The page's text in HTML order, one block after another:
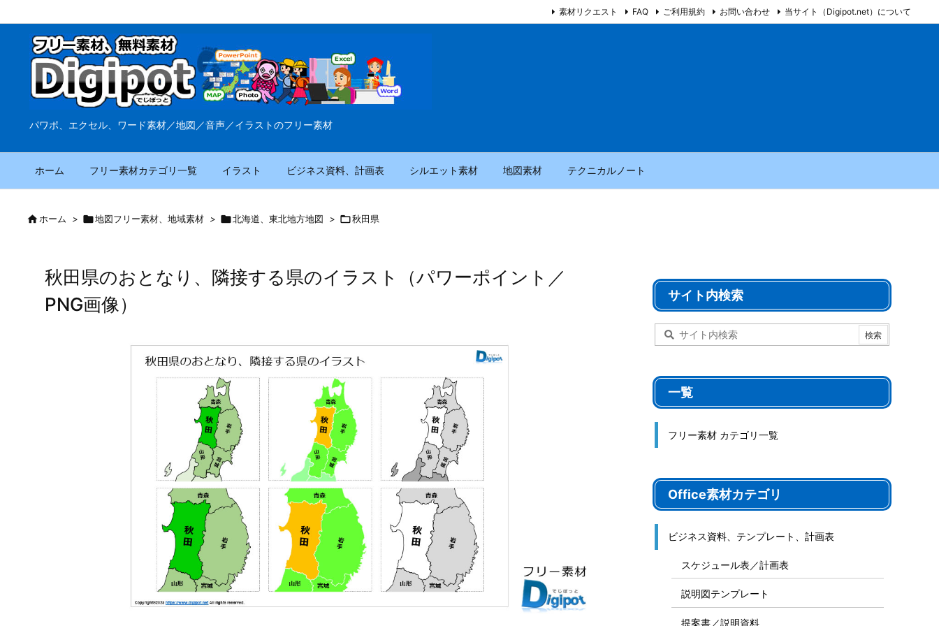
パワポ、エクセル、ワード素材／地図／音声／イラストのフリー素材
ホーム フリー素材カテゴリ一覧 イラスト ビジネス資料、計画表 シルエット素材 地図素材 テクニカルノート
素材リクエスト FAQ ご利用規約 お問い合わせ 当サイト（Digipot.net）について
ホーム > 地図フリー素材、地域素材 > 北海道、東北地方地図 > 秋田県
秋田県のおとなり、隣接する県のイラスト（パワーポイント／
PNG画像）
サイト内検索
一覧
フリー素材 カテゴリ一覧
Office素材カテゴリ
ビジネス資料、テンプレート、計画表
スケジュール表／計画表
説明図テンプレート
提案書／説明資料